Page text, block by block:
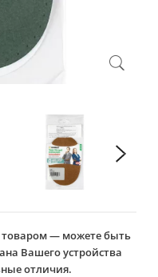
товаром — можете быть
Вашего устройства
отличия.